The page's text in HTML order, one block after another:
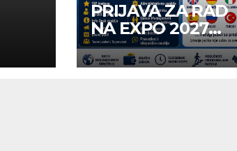
PRIJAVA ZA RAD
NA EXPO 2027
BELGRADE